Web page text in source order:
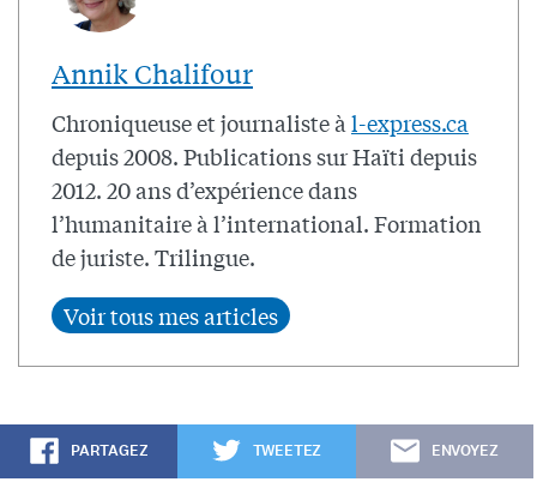
Annik Chalifour
Chroniqueuse et journaliste à l-express.ca
depuis 2008. Publications sur Haïti depuis
2012. 20 ans d’expérience dans
l’humanitaire à l’international. Formation
de juriste. Trilingue.
PARTAGEZ TWEETEZ ENVOYEZ